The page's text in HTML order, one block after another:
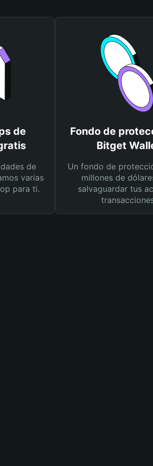
de
de
varias
para ti.
Fondo de
Bitget
Un fondo de
millones de
salvaguardar tus